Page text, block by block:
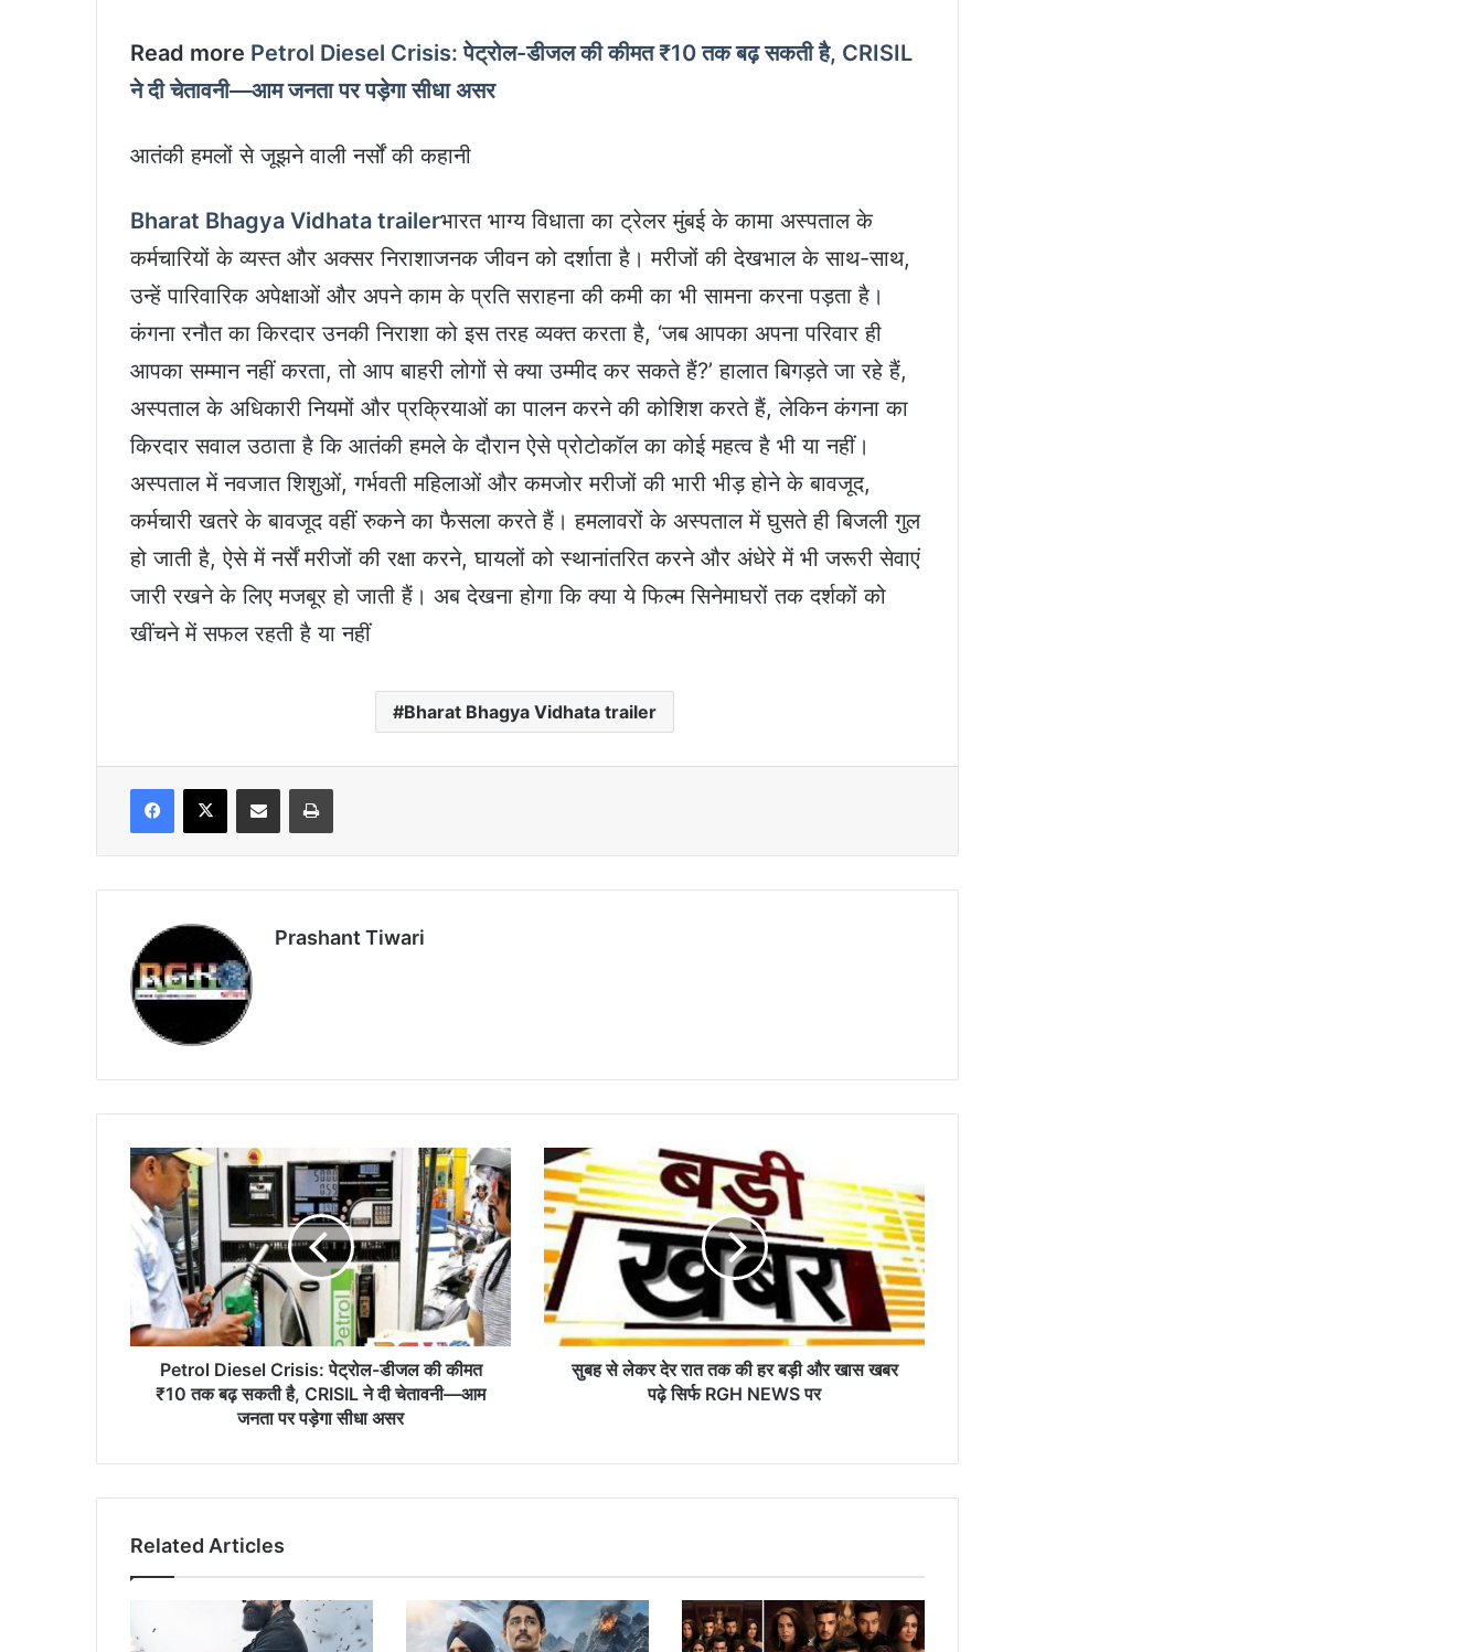
Read more Petrol Diesel Crisis: पेट्रोल-डीजल की कीमत ₹10 तक बढ़ सकती है, CRISIL
ने दी चेतावनी—आम जनता पर पड़ेगा सीधा असर
आतंकी हमलों से जूझने वाली नर्सों की कहानी
Bharat Bhagya Vidhata trailerभारत भाग्य विधाता का ट्रेलर मुंबई के कामा अस्पताल के
कर्मचारियों के व्यस्त और अक्सर निराशाजनक जीवन को दर्शाता है। मरीजों की देखभाल के साथ-साथ,
उन्हें पारिवारिक अपेक्षाओं और अपने काम के प्रति सराहना की कमी का भी सामना करना पड़ता है।
कंगना रनौत का किरदार उनकी निराशा को इस तरह व्यक्त करता है, ‘जब आपका अपना परिवार ही
आपका सम्मान नहीं करता, तो आप बाहरी लोगों से क्या उम्मीद कर सकते हैं?’ हालात बिगड़ते जा रहे हैं,
अस्पताल के अधिकारी नियमों और प्रक्रियाओं का पालन करने की कोशिश करते हैं, लेकिन कंगना का
किरदार सवाल उठाता है कि आतंकी हमले के दौरान ऐसे प्रोटोकॉल का कोई महत्व है भी या नहीं।
अस्पताल में नवजात शिशुओं, गर्भवती महिलाओं और कमजोर मरीजों की भारी भीड़ होने के बावजूद,
कर्मचारी खतरे के बावजूद वहीं रुकने का फैसला करते हैं। हमलावरों के अस्पताल में घुसते ही बिजली गुल
हो जाती है, ऐसे में नर्सें मरीजों की रक्षा करने, घायलों को स्थानांतरित करने और अंधेरे में भी जरूरी सेवाएं
जारी रखने के लिए मजबूर हो जाती हैं। अब देखना होगा कि क्या ये फिल्म सिनेमाघरों तक दर्शकों को
खींचने में सफल रहती है या नहीं
Bharat Bhagya Vidhata trailer
Facebook
X Share via Email Print
Prashant Tiwari
Petrol
Diesel
Crisis:
पेट्रोल-
डीजल
की
कीमत
₹10
तक
सकती
ने
आम
जनता
सीधा
Petrol Diesel Crisis: पेट्रोल-डीजल की कीमत
₹10 तक बढ़ सकती है, CRISIL ने दी चेतावनी—आम
जनता पर पड़ेगा सीधा असर
सुबह
से
लेकर
देर
रात
तक
की
हर
बड़ी
सिर्फ
सुबह से लेकर देर रात तक की हर बड़ी और खास खबर
पढ़े सिर्फ RGH NEWS पर
Related Articles